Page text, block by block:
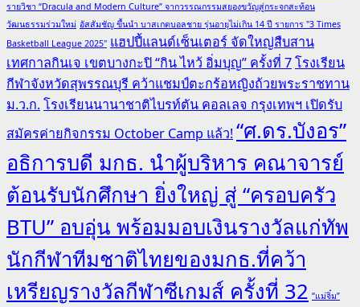
รายวิชา “Dracula and Modern Culture” จากวรรณกรรมสยองขวัญสู่กระจกสะท้อน
วัฒนธรรมร่วมใหม่ อัสสัมชัญ ขึ้นนำ บาสเกตบอลชาย รุ่นอายุไม่เกิน 14 ปี รายการ "3 Times
Basketball League 2025" แฮปปี้แลนด์เซ็นเตอร์ จัดใหญ่สืบสาน
เทศกาลกินเจ เขตบางกะปิ “กิน ไหว้ อิ่มบุญ” ครั้งที่ 7โรงเรียน
กีฬาจังหวัดสุพรรณบุรี คว้าแชมป์ตะกร้อหญิงถ้วยพระราชทาน
ม.ว.ก.โรงเรียนนานาชาติไบรท์ตัน คอลเลจ กรุงเทพฯ เปิดรับ
สมัครค่ายกิจกรรม October Camp แล้ว!“ศ.ดร.บังอร”
อธิการบดี มกธ. นำผู้บริหาร คณาจารย์
ต้อนรับนักศึกษา ยิ่งใหญ่ สู่ “ครอบครัว
BTU” อบอุ่น พร้อมมอบเงินรางวัลแก่ทัพ
นักกีฬาทีมชาติไทยของมกธ.ที่คว้า
เหรียญรางวัลกีฬาซีเกมส์ ครั้งที่ 32 “แม่จิ๋ม”